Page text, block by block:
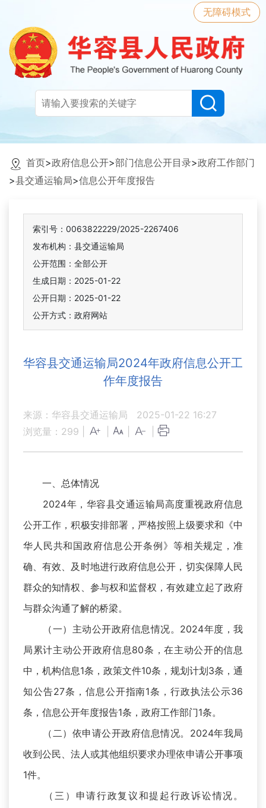
无障碍模式
首页>政府信息公开>部门信息公开目录>政府工作部门
>县交通运输局>信息公开年度报告
索引号：0063822229/2025-2267406
发布机构：县交通运输局
公开范围：全部公开
生成日期：2025-01-22
公开日期：2025-01-22
公开方式：政府网站
华容县交通运输局2024年政府信息公开工
作年度报告
来源：华容县交通运输局
2025-01-22 16:27
浏览量： 299
一、总体情况
2024年，华容县交通运输局高度重视政府信息
公开工作，积极安排部署，严格按照上级要求和《中
华人民共和国政府信息公开条例》等相关规定，准
确、有效、及时地进行政府信息公开，切实保障人民
群众的知情权、参与权和监督权，有效建立起了政府
与群众沟通了解的桥梁。
（一）主动公开政府信息情况。2024年度，我
局累计主动公开政府信息80条，在主动公开的信息
中，机构信息1条，政策文件10条，规划计划3条，通
知公告27条，信息公开指南1条，行政执法公示36
条，信息公开年度报告1条，政府工作部门1条。
（二）依申请公开政府信息情况。2024年我局
收到公民、法人或其他组织要求办理依申请公开事项
1件。
（三）申请行政复议和提起行政诉讼情况。